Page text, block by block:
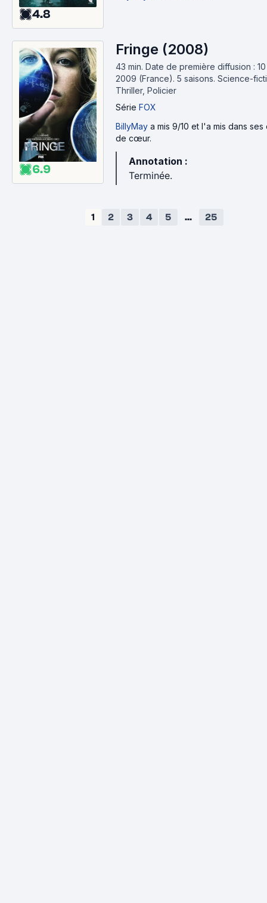
4.8
6.9
Fringe (2008)
43 min. Date de première diffusion :
2009 (France). 5 saisons. Science-
Thriller, Policier
Série FOX
BillyMay a mis 9/10 et l'a mis dans ses
de cœur.
Annotation :
Terminée.
1 2 3 4 5 ... 25